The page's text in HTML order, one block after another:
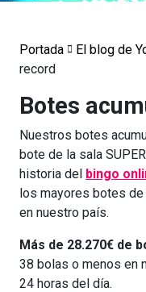
Portada El blog de
record
Botes
Nuestros botes
bote de la sala
historia del bingo
los mayores botes
en nuestro país.
Más de 28.270€ de
38 bolas o menos en
24 horas del día.